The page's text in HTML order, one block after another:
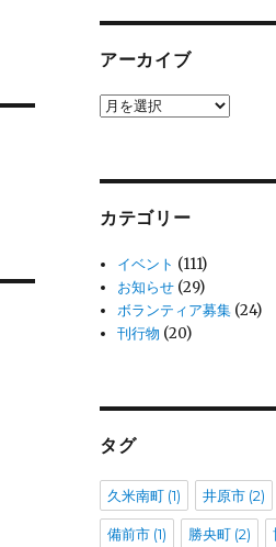
アーカイブ
ア
イ
カテゴリー
イベント (111)
お知らせ (29)
ボランティア募集 (24)
刊行物 (20)
タグ
久米南町(1) 井原市(2)
備前市(1) 勝央町(2)